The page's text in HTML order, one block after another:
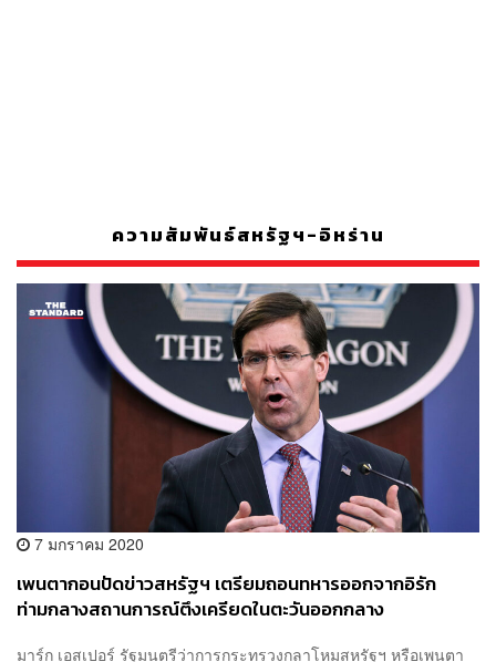
ความสัมพันธ์สหรัฐฯ-อิหร่าน
7 มกราคม 2020
เพนตากอนปัดข่าวสหรัฐฯ เตรียมถอนทหารออกจากอิรัก
ท่ามกลางสถานการณ์ตึงเครียดในตะวันออกกลาง
มาร์ก เอสเปอร์ รัฐมนตรีว่าการกระทรวงกลาโหมสหรัฐฯ หรือเพนตา